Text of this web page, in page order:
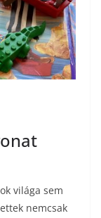
világa sem
nemcsak